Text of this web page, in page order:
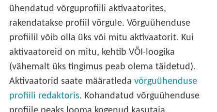
ühendatud võrguprofiili aktivaatorites,
rakendatakse profiil võrgule. Võrguühenduse
profiilil võib olla üks või mitu aktivaatorit. Kui
aktivaatoreid on mitu, kehtib VÕI-loogika
(vähemalt üks tingimus peab olema täidetud).
Aktivaatorid saate määratledavõrguühenduse
profiili redaktoris. Kohandatud võrguühenduse